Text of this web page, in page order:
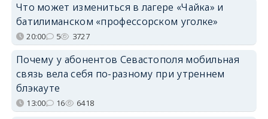
Что может измениться в лагере «Чайка» и
батилиманском «профессорском уголке»
20:00 5 3727
Почему у абонентов Севастополя мобильная
связь вела себя по-разному при утреннем
блэкауте
13:00 16 6418